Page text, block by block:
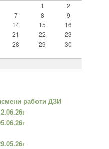
1
2
7 8
9
14 15
16
21 22
23
28 29
30
работи ДЗИ